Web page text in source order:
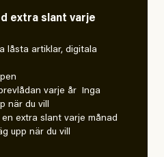
extra slant varje
låsta artiklar, digitala
varje år Inga
när du vill
extra slant varje månad
upp när du vill